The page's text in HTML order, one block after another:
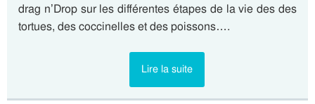
drag n’Drop sur les différentes étapes de la vie des des
tortues, des coccinelles et des poissons….
Lire la suite